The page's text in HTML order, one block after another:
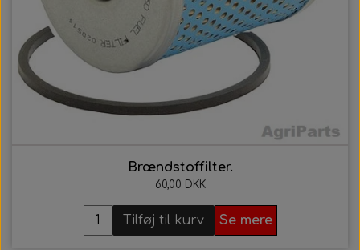
Brændstoffilter.
60,00 DKK
Tilføj til kurv Se mere